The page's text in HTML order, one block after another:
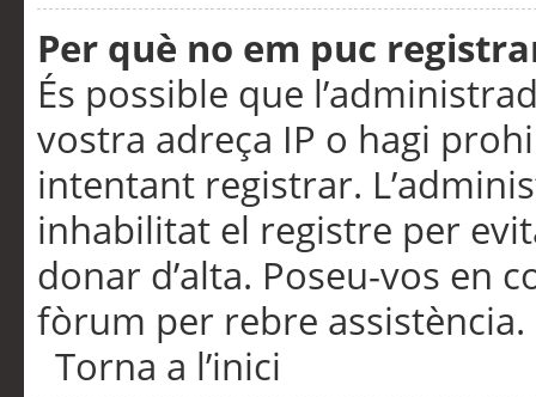
Per què no em puc
És possible que
vostra adreça IP o hagi
intentant registrar.
inhabilitat el registre per
donar d’alta. Poseu-vos en
fòrum per rebre assistència.
Torna a l’inici